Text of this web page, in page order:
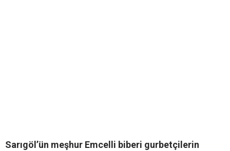
Sarıgöl’ün meşhur Emcelli biberi gurbetçilerin